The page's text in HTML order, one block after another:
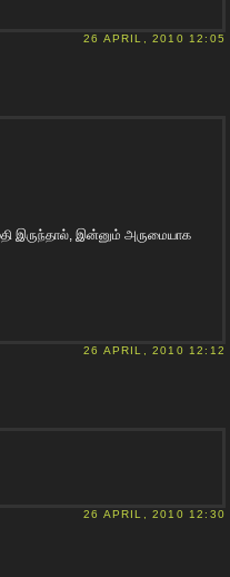
26 APRIL, 2010 12:05
இருந்தால், இன்னும் அருமையாக
26 APRIL, 2010 12:12
26 APRIL, 2010 12:30